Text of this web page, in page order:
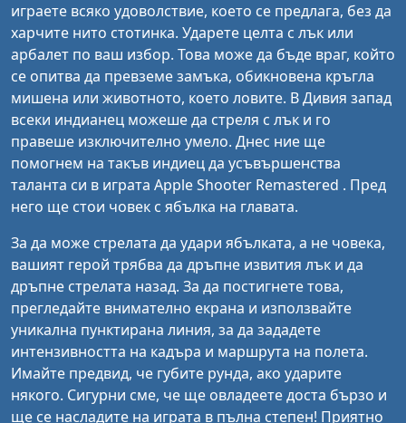
играете всяко удоволствие, което се предлага, без да
харчите нито стотинка. Ударете целта с лък или
арбалет по ваш избор. Това може да бъде враг, който
се опитва да превземе замъка, обикновена кръгла
мишена или животното, което ловите. В Дивия запад
всеки индианец можеше да стреля с лък и го
правеше изключително умело. Днес ние ще
помогнем на такъв индиец да усъвършенства
таланта си в играта Apple Shooter Remastered . Пред
него ще стои човек с ябълка на главата.
За да може стрелата да удари ябълката, а не човека,
вашият герой трябва да дръпне извития лък и да
дръпне стрелата назад. За да постигнете това,
прегледайте внимателно екрана и използвайте
уникална пунктирана линия, за да зададете
интензивността на кадъра и маршрута на полета.
Имайте предвид, че губите рунда, ако ударите
някого. Сигурни сме, че ще овладеете доста бързо и
ще се насладите на играта в пълна степен! Приятно